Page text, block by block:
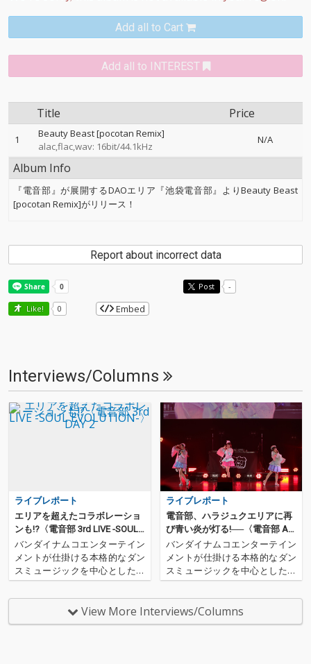
Add all to Cart
Add all to INTEREST
Title Price
1
Beauty Beast [pocotan Remix]
alac,flac,wav: 16bit/44.1kHz
N/A
Album Info
『電音部』が展開するDAOエリア『池袋電音部』よりBeauty Beast
[pocotan Remix]がリリース！
Report about incorrect data
Post -
Like! 0 Embed
Interviews/Columns
ライブレポート
エリアを超えたコラボレーショ
ンも!?〈電音部 3rd LIVE -SOUL E
VOLUTION-〉DAY 2
バンダイナムコエンターテイン
メントが仕掛ける本格的なダン
スミュージックを中心とした、
音楽原作のキャラクタープロジ
ェクト〈電音部〉。そのイベン
ト〈電音部 3rd LIVE -SOUL EVO
LUTION-〉が立川ステージガー
ライブレポート
電音部、ハラジュクエリアに再
び青い炎が灯る!──〈電音部 AR
EA MEETING -HARAJUKU-〉
バンダイナムコエンターテイン
メントが仕掛ける本格的なダン
スミュージックを中心とした、
音楽原作のキャラクタープロジ
ェクト〈電音部〉。そのイベン
ト〈電音部 AREA MEETING -HAR
AJUKU-〉が2023年3月5日、中野
View More Interviews/Columns